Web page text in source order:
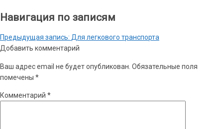
Навигация по записям
Предыдущая запись: Для легкового транспорта
Добавить комментарий
Ваш адрес email не будет опубликован. Обязательные поля
помечены *
Комментарий *